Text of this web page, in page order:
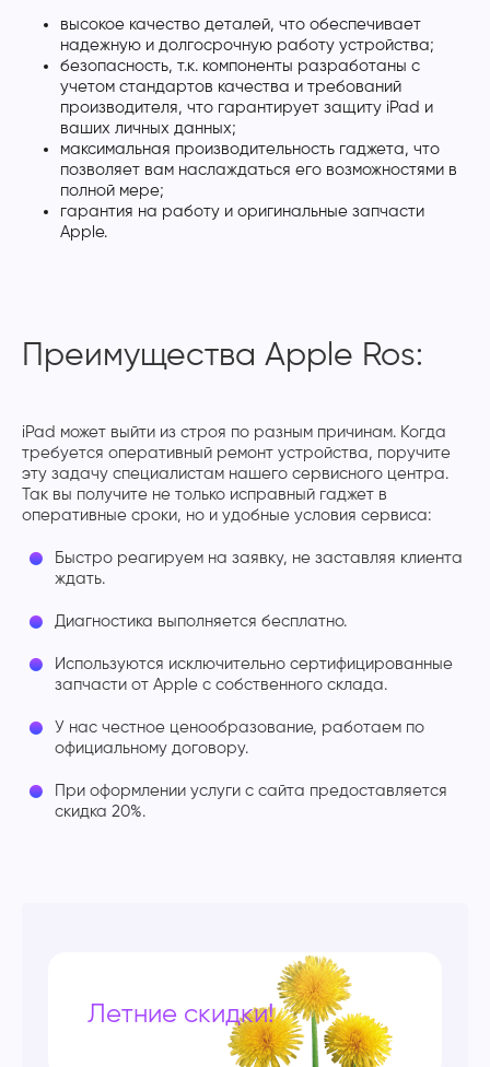
высокое качество деталей, что обеспечивает
надежную и долгосрочную работу устройства;
безопасность, т.к. компоненты разработаны с
учетом стандартов качества и требований
производителя, что гарантирует защиту iPad и
ваших личных данных;
максимальная производительность гаджета, что
позволяет вам наслаждаться его возможностями в
полной мере;
гарантия на работу и оригинальные запчасти
Apple.
Преимущества Apple Ros:
iPad может выйти из строя по разным причинам. Когда
требуется оперативный ремонт устройства, поручите
эту задачу специалистам нашего сервисного центра.
Так вы получите не только исправный гаджет в
оперативные сроки, но и удобные условия сервиса:
Быстро реагируем на заявку, не заставляя клиента
ждать.
Диагностика выполняется бесплатно.
Используются исключительно сертифицированные
запчасти от Apple с собственного склада.
У нас честное ценообразование, работаем по
официальному договору.
При оформлении услуги с сайта предоставляется
скидка 20%.
Летние скидки!